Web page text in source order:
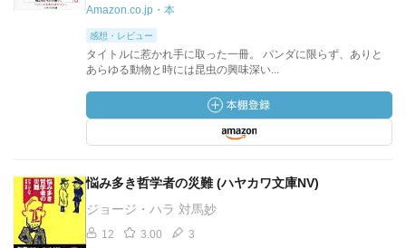
Amazon.co.jp・本
感想・レビュー
タイトルに惹かれ手に取った一冊。 パンダに限らず、ありと
あらゆる動物と時には昆虫の興味深い...
悩み多き哲学者の災難 (ハヤカワ文庫NV)
ジョージ・ハラ 対馬妙
12 3.00 3